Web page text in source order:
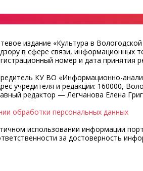
издание «Культура в
в сфере связи, информационных
номер и дата принятия
КУ ВО «Информационно-
учредителя и редакции: 160000,
редактор — Легчанова Елена
обработки персональных данных
использовании информации
за достоверность